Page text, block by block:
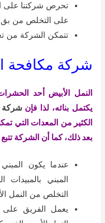
تحرص شركتنا على
على التخلص من
تتمكن الشركة من
شركة مكافحة
النمل الأبيض أحد
يكتمل بنائه، لذا فإن شركة
الكثير من المعدات التي
بعد ذلك، كما أن الشركة
عندما يكون
المبني
التخلص من النمل
يعمل الفريق على